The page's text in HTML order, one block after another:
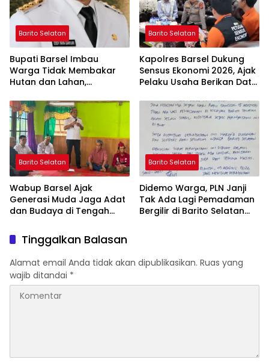
Barito Selatan
Bupati Barsel Imbau
Warga Tidak Membakar
Hutan dan Lahan,
Bebas Kabut Asap
Barito Selatan
Kapolres Barsel Dukung
Sensus Ekonomi 2026, Ajak
Pelaku Usaha Berikan Data
Barito Selatan
Wabup Barsel Ajak
Generasi Muda Jaga Adat
dan Budaya di Tengah
Barito Selatan
Didemo Warga, PLN Janji
Tak Ada Lagi Pemadaman
Bergilir di Barito Selatan
Tinggalkan Balasan
Alamat email Anda tidak akan dipublikasikan. Ruas yang
wajib ditandai *